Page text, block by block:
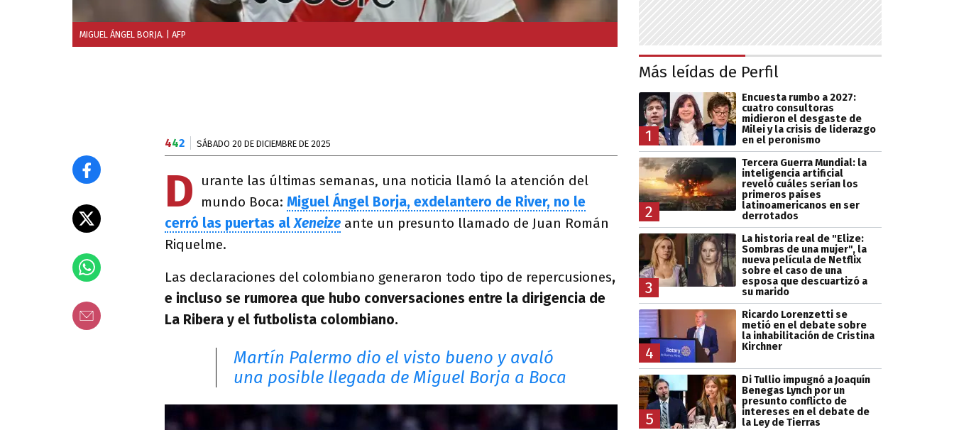
MIGUEL ÁNGEL BORJA. | AFP
442 SÁBADO 20 DE DICIEMBRE DE 2025
D
urante las últimas semanas, una noticia llamó la atención del
mundo Boca: Miguel Ángel Borja, exdelantero de River, no le
cerró las puertas alXeneize ante un presunto llamado de Juan Román
Riquelme.
Las declaraciones del colombiano generaron todo tipo de repercusiones,
e incluso se rumorea que hubo conversaciones entre la dirigencia de
La Ribera y el futbolista colombiano.
Martín Palermo dio el visto bueno y avaló
una posible llegada de Miguel Borja a Boca
Más leídas de Perfil
1
Encuesta rumbo a 2027:
cuatro consultoras
midieron el desgaste de
Milei y la crisis de liderazgo
en el peronismo
2
Tercera Guerra Mundial: la
inteligencia artificial
reveló cuáles serían los
primeros países
latinoamericanos en ser
derrotados
3
La historia real de "Elize:
Sombras de una mujer", la
nueva película de Netflix
sobre el caso de una
esposa que descuartizó a
su marido
4
Ricardo Lorenzetti se
metió en el debate sobre
la inhabilitación de Cristina
Kirchner
5
Di Tullio impugnó a Joaquín
Benegas Lynch por un
presunto conflicto de
intereses en el debate de
la Ley de Tierras